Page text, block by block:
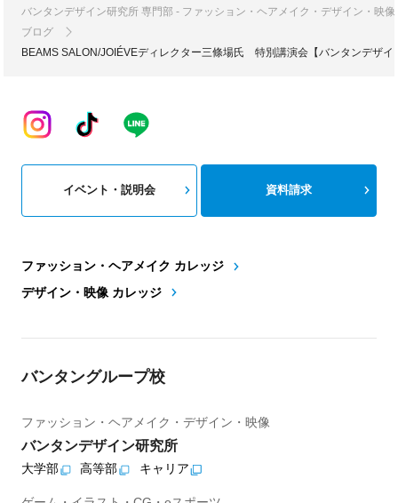
バンタンデザイン研究所 専門部 - ファッション・ヘアメイク・デザイン・映
ブログ
BEAMS SALON/JOIÉVEディレクター三條場氏 特別講演会【バンタンデザイ
ファッション・ヘアメイク カレッジ
デザイン・映像 カレッジ
イベント・説明会 資料請求
バンタングループ校
ファッション・ヘアメイク・デザイン・映像
バンタンデザイン研究所
大学部 高等部 キャリア